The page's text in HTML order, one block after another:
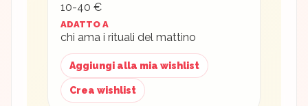
10-40 €
ADATTO A
chi ama i rituali del mattino
Aggiungi alla mia wishlist
Crea wishlist